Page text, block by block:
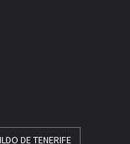
DE TENERIFE